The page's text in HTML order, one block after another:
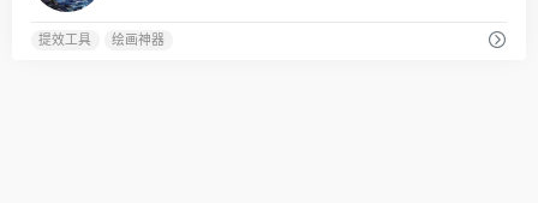
提效工具 绘画神器